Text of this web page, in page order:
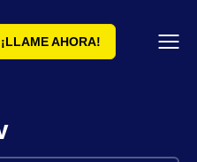
¡LLAME AHORA!